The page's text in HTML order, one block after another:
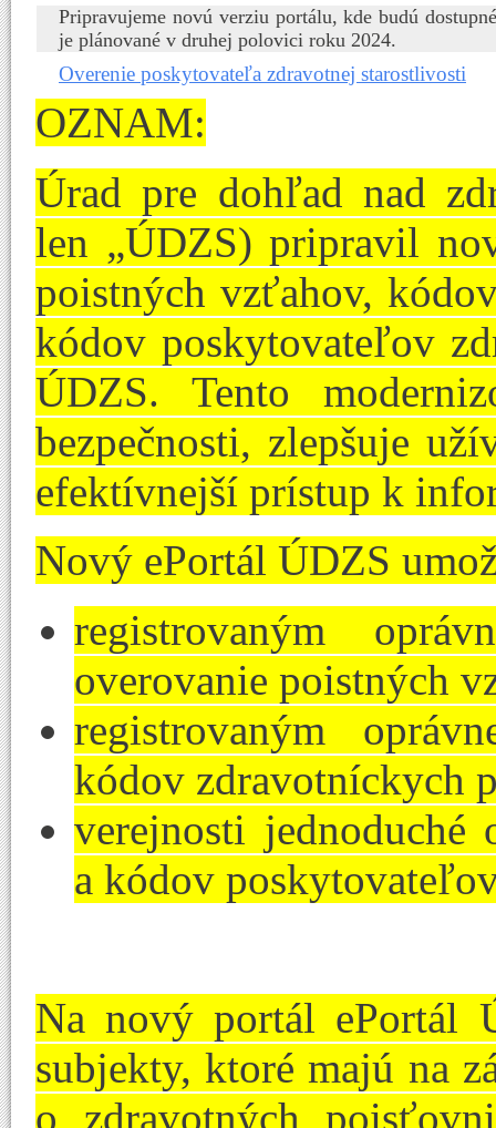
Pripravujeme novú verziu portálu, kde budú
je plánované v druhej polovici roku 2024.
Overenie poskytovateľa zdravotnej starostlivosti
OZNAM:
Úrad pre dohľad nad
len „ÚDZS) pripravil
poistných vzťahov,
kódov poskytovateľov
ÚDZS. Tento
bezpečnosti, zlepšuje
efektívnejší prístup k
Nový ePortál ÚDZS
registrovaným
overovanie poistných
registrovaným
kódov zdravotníckych
verejnosti jednoduché
a kódov
Na nový portál ePortál
subjekty, ktoré majú na
o zdravotných